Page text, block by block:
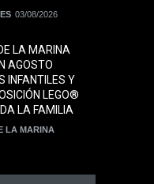
03/08/2026
LA MARINA
AGOSTO
INFANTILES Y
LEGO®
LA FAMILIA
LA MARINA